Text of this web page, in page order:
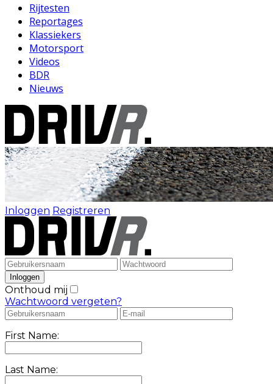
Rijtesten
Reportages
Klassiekers
Motorsport
Videos
BDR
Nieuws
Inloggen Registreren
Onthoud mij
Wachtwoord vergeten?
First Name:
Last Name: